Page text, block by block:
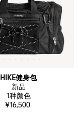
HIKE健身包
新品
1种颜色
¥16,500